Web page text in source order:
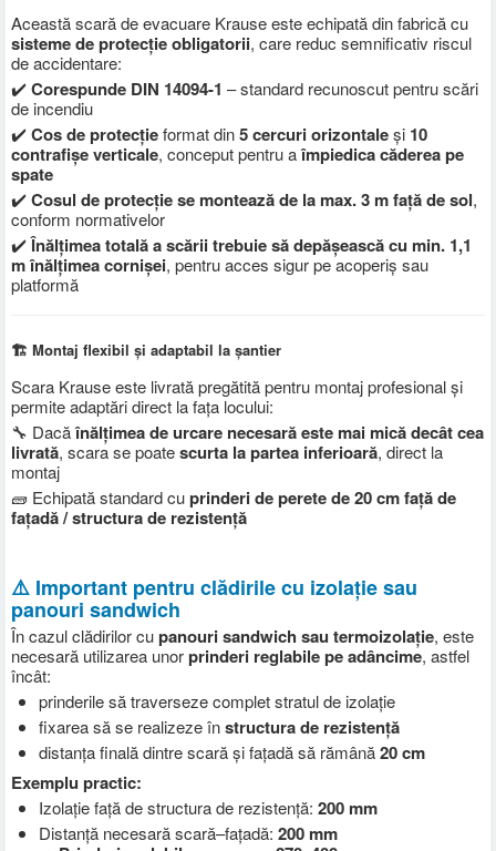
Această scară de evacuare Krause este echipată din fabrică cu
sisteme de protecție obligatorii, care reduc semnificativ riscul
de accidentare:
✔️Corespunde DIN 14094-1 – standard recunoscut pentru scări
de incendiu
✔️Cos de protecțieformat din5 cercuri orizontaleși 10
contrafișe verticale, conceput pentru aîmpiedica căderea pe
spate
✔️Cosul de protecție se montează de la max. 3 m față de sol,
conform normativelor
✔️Înălțimea totală a scării trebuie să depășească cu min. 1,1
m înălțimea cornișei, pentru acces sigur pe acoperiș sau
platformă
🏗️ Montaj flexibil și adaptabil la șantier
Scara Krause este livrată pregătită pentru montaj profesional și
permite adaptări direct la fața locului:
🔧 Dacăînălțimea de urcare necesară este mai mică decât cea
livrată, scara se poatescurta la partea inferioară, direct la
montaj
🧱 Echipată standard cuprinderi de perete de 20 cm față de
fațadă / structura de rezistență
⚠️ Important pentru clădirile cu izolație sau
panouri sandwich
În cazul clădirilor cupanouri sandwich sau termoizolație, este
necesară utilizarea unorprinderi reglabile pe adâncime, astfel
încât:
prinderile să traverseze complet stratul de izolație
fixarea să se realizeze înstructura de rezistență
distanța finală dintre scară și fațadă să rămână20 cm
Exemplu practic:
Izolație față de structura de rezistență: 200 mm
Distanță necesară scară–fațadă: 200 mm